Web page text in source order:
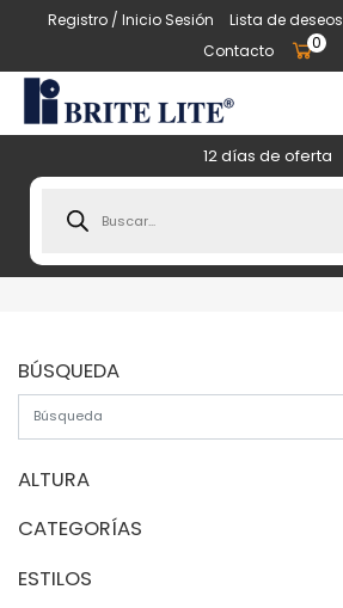
Registro / Inicio Sesión Lista de deseos
Contacto
0
12 días de oferta
search
BÚSQUEDA
ALTURA
CATEGORÍAS
ESTILOS